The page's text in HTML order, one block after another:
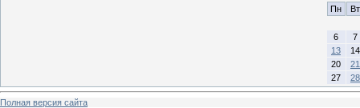
Пн
Вт
6
7
13
14
20
21
27
28
Полная версия сайта